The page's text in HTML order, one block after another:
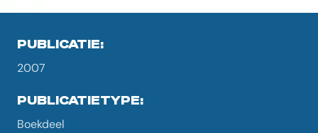
PUBLICATIE:
2007
PUBLICATIETYPE:
Boekdeel